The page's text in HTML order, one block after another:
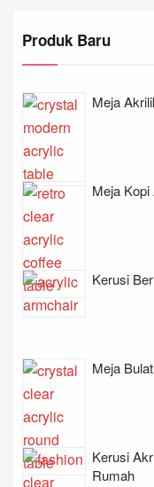
Produk Baru
Meja
Meja
Kerusi
Meja
Kerusi
Rumah